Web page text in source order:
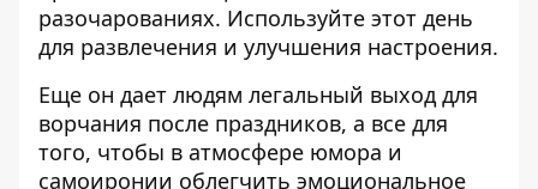
разочарованиях. Используйте этот день
для развлечения и улучшения настроения.
Еще он дает людям легальный выход для
ворчания после праздников, а все для
того, чтобы в атмосфере юмора и
самоиронии облегчить эмоциональное